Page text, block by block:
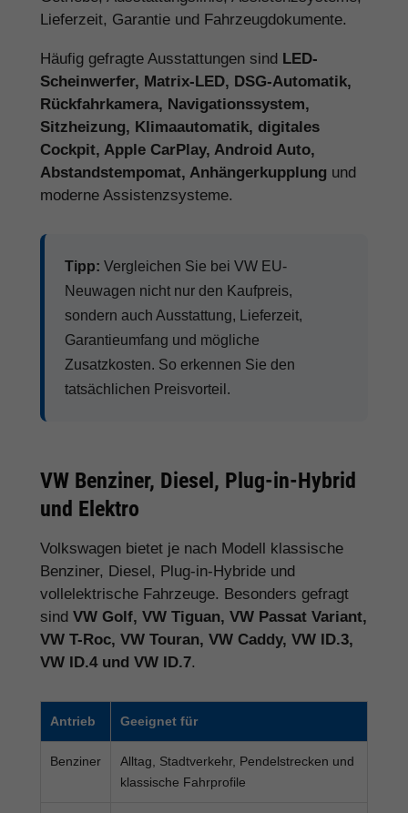
Lieferzeit, Garantie und Fahrzeugdokumente.
Häufig gefragte Ausstattungen sind LED-
Scheinwerfer, Matrix-LED, DSG-Automatik,
Rückfahrkamera, Navigationssystem,
Sitzheizung, Klimaautomatik, digitales
Cockpit, Apple CarPlay, Android Auto,
Abstandstempomat, Anhängerkupplung und
moderne Assistenzsysteme.
Tipp: Vergleichen Sie bei VW EU-
Neuwagen nicht nur den Kaufpreis,
sondern auch Ausstattung, Lieferzeit,
Garantieumfang und mögliche
Zusatzkosten. So erkennen Sie den
tatsächlichen Preisvorteil.
VW Benziner, Diesel, Plug-in-Hybrid
und Elektro
Volkswagen bietet je nach Modell klassische
Benziner, Diesel, Plug-in-Hybride und
vollelektrische Fahrzeuge. Besonders gefragt
sind VW Golf, VW Tiguan, VW Passat Variant,
VW T-Roc, VW Touran, VW Caddy, VW ID.3,
VW ID.4 und VW ID.7.
Antrieb Geeignet für
Benziner
Alltag, Stadtverkehr, Pendelstrecken und
klassische Fahrprofile